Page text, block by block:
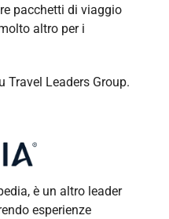
pacchetti di viaggio
altro per i
Travel Leaders Group.
è un altro leader
esperienze